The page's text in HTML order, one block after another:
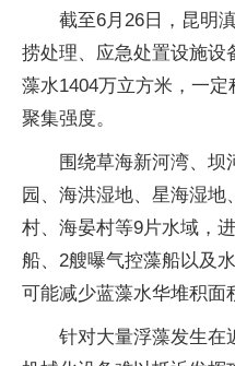
截至6月26日，昆明
捞处理、应急处置设施设
藻水1404万立方米，一
聚集强度。
围绕草海新河湾、坝
园、海洪湿地、星海湿
村、海晏村等9片水域，
船、2艘曝气控藻船以及
可能减少蓝藻水华堆积面
针对大量浮藻发生在